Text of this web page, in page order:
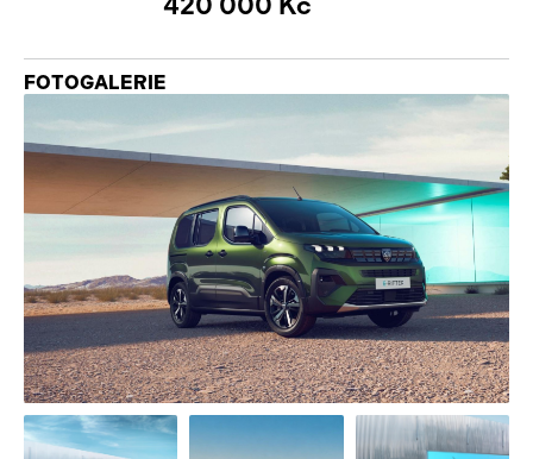
FOTOGALERIE